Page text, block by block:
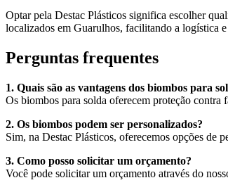
Optar pela Destac Plásticos significa escolher
localizados em Guarulhos, facilitando a logística
Perguntas frequentes
1. Quais são as vantagens dos biombos para
Os biombos para solda oferecem proteção contra
2. Os biombos podem ser personalizados?
Sim, na Destac Plásticos, oferecemos opções de
3. Como posso solicitar um orçamento?
Você pode solicitar um orçamento através do